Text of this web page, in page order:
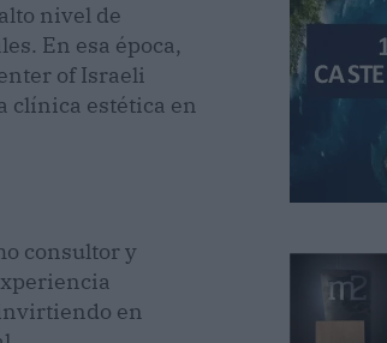
nivel de
En esa época,
of Israeli
clínica estética en
consultor y
en